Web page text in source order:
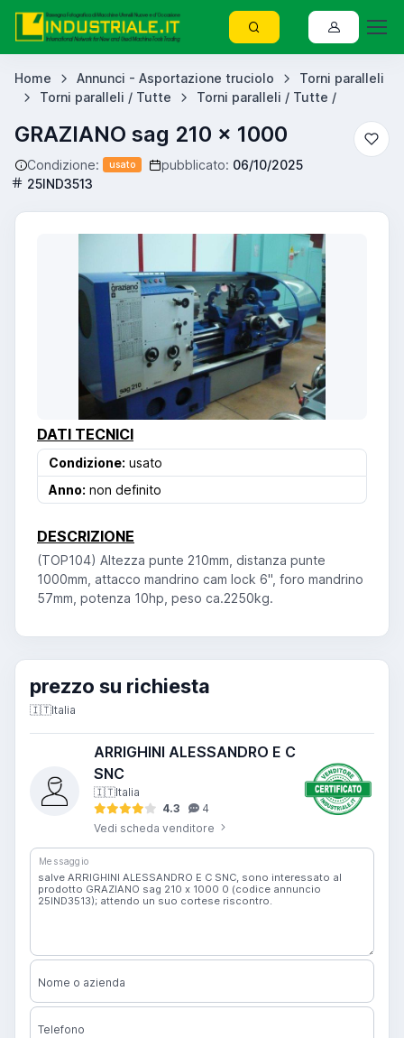
Home Annunci - Asportazione truciolo
Torni paralleli
Torni paralleli / Tutte
Torni paralleli / Tutte /
GRAZIANO sag 210 x 1000
Condizione: usato pubblicato: 06/10/2025
25IND3513
DATI TECNICI
Condizione: usato
Anno: non definito
DESCRIZIONE
(TOP104) Altezza punte 210mm, distanza punte
1000mm, attacco mandrino cam lock 6", foro mandrino
57mm, potenza 10hp, peso ca.2250kg.
prezzo su richiesta
🇮🇹Italia
ARRIGHINI ALESSANDRO E C
SNC
🇮🇹Italia
4.3
4
Vedi scheda venditore
Messaggio
Nome o azienda
Telefono